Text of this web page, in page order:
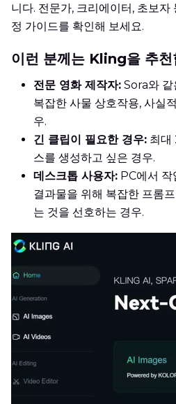
니다. 전문가, 크리에이터, 초보자
정 가이드를 확인해 보세요.
이런 분께는 Kling을 추천
전문 영화 제작자: Sora와 같
복잡한 사물 상호작용, 사실
우.
긴 클립이 필요한 경우: 최대
스를 생성하고 싶은 경우.
데스크톱 사용자: PC에서 작
결과물을 위해 복잡한 프롬
는 것을 선호하는 경우.